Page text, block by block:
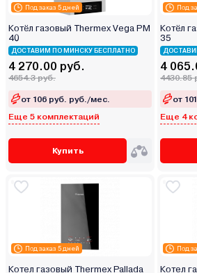
Под заказ 5 дней
Котёл газовый Thermex Vega PM
40
ДОСТАВИМ ПО МИНСКУ БЕСПЛАТНО
4 270.00 руб.
4654.3 руб.
от 106 руб. руб./мес.
Еще 5 комплектаций
Купить
Под
Котёл
35
4
4430.85
от
Еще 4
Под заказ 5 дней
Котел газовый Thermex Pallada
Под
Котел